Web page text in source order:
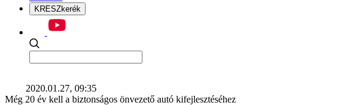
KRESZkerék
2020.01.27, 09:35
Még 20 év kell a biztonságos önvezető autó kifejlesztéséhez